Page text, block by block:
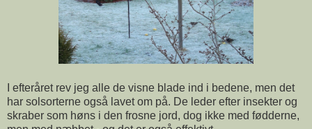
I efteråret rev jeg alle de visne blade ind i bedene, men det
har solsorterne også lavet om på. De leder efter insekter og
skraber som høns i den frosne jord, dog ikke med fødderne,